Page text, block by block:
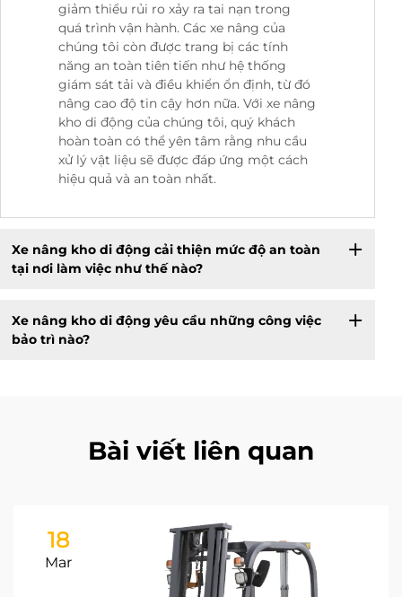
giảm thiểu rủi ro xảy ra tai nạn trong
quá trình vận hành. Các xe nâng của
chúng tôi còn được trang bị các tính
năng an toàn tiên tiến như hệ thống
giám sát tải và điều khiển ổn định, từ đó
nâng cao độ tin cậy hơn nữa. Với xe nâng
kho di động của chúng tôi, quý khách
hoàn toàn có thể yên tâm rằng nhu cầu
xử lý vật liệu sẽ được đáp ứng một cách
hiệu quả và an toàn nhất.
Xe nâng kho di động cải thiện mức độ an toàn
tại nơi làm việc như thế nào?
Xe nâng kho di động yêu cầu những công việc
bảo trì nào?
Bài viết liên quan
18
Mar